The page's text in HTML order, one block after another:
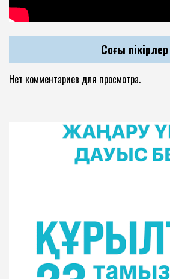
Соңғы пікірлер
Нет комментариев для просмотра.